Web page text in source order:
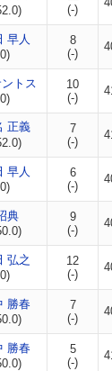
(-)
早人
8
(-)
トス
10
(-)
正義
7
(-)
早人
6
(-)
典
9
(-)
弘之
12
(-)
勝春
7
(-)
勝春
5
(-)